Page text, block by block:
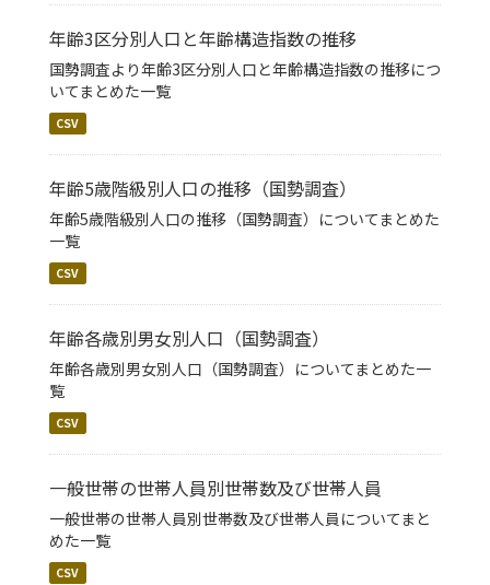
年齢3区分別人口と年齢構造指数の推移
国勢調査より年齢3区分別人口と年齢構造指数の推移につ
いてまとめた一覧
CSV
年齢5歳階級別人口の推移（国勢調査）
年齢5歳階級別人口の推移（国勢調査）についてまとめた
一覧
CSV
年齢各歳別男女別人口（国勢調査）
年齢各歳別男女別人口（国勢調査）についてまとめた一
覧
CSV
一般世帯の世帯人員別世帯数及び世帯人員
一般世帯の世帯人員別世帯数及び世帯人員についてまと
めた一覧
CSV